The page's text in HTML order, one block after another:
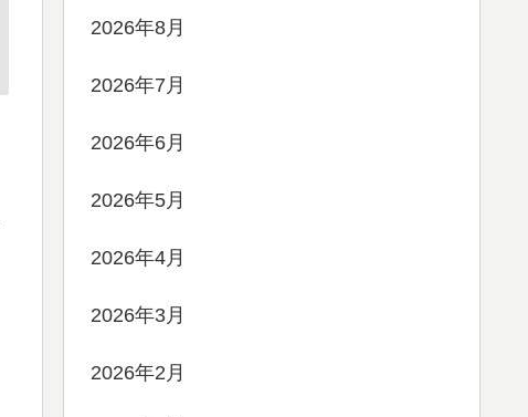
2026年8月
2026年7月
2026年6月
2026年5月
2026年4月
2026年3月
2026年2月